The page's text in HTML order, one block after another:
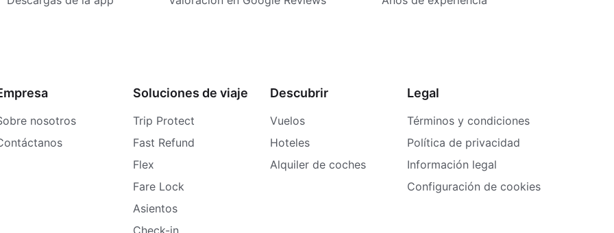
nosotros
Soluciones de viaje
Trip Protect
Fast Refund
Flex
Fare Lock
Asientos
Descubrir
Vuelos
Hoteles
Alquiler de coches
Legal
Términos y condiciones
Política de privacidad
Información legal
Configuración de cookies